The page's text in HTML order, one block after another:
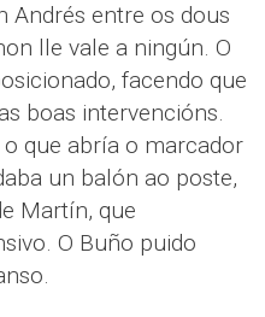
Andrés entre os dous
lle vale a ningún. O
facendo que
boas intervencións.
que abría o marcador
un balón ao poste,
Martín, que
O Buño puido